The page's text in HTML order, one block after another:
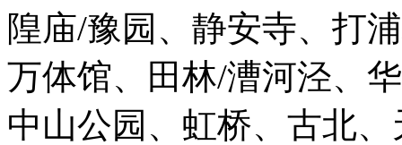
隍庙/豫园、静安寺、打
万体馆、田林/漕河泾、
中山公园、虹桥、古北